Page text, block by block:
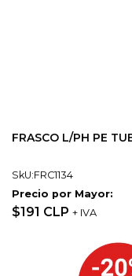
FRASCO L/PH PE
SkU:FRC1134
Precio por Mayor:
$191 CLP + IVA